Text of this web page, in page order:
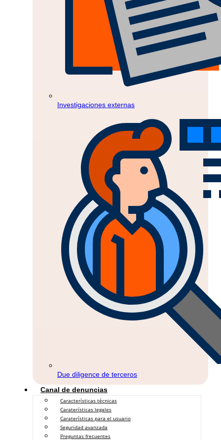
Investigaciones externas
Due diligence de terceros
Canal de denuncias
Características técnicas
Caraterísticas legales
Caraterísticas para el usuario
Seguridad avanzada
Preguntas frecuentes